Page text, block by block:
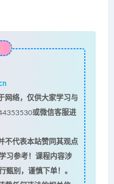
网络，仅供大家学习与
或微信客服进
不代表本站赞同其观点
习参考！课程内容涉
甄别，谨慎下单！。